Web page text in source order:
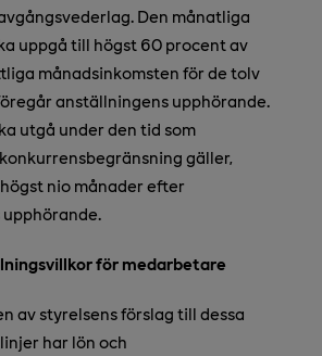
Den månatliga
uppgå till högst 60 procent av
månadsinkomsten för de tolv
anställningens upphörande.
utgå under den tid som
gäller,
nio månader efter
för medarbetare
av styrelsens förslag till dessa
har lön och